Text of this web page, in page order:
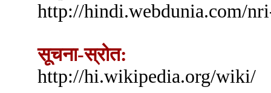
http://hindi.webdunia.com/
सूचना-स्रोत:
http://hi.wikipedia.org/wiki/